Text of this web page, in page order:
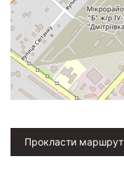
Прокласти маршрут